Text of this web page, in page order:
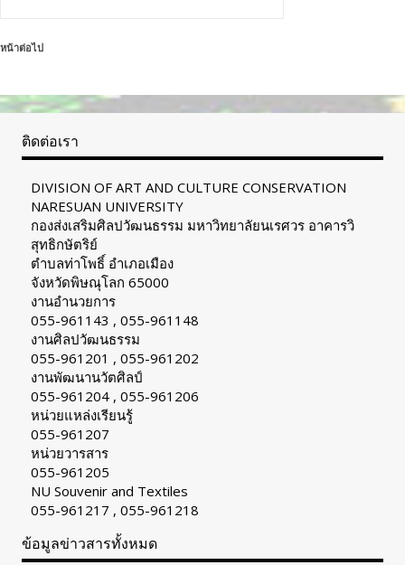
หน้าต่อไป
ติดต่อเรา
DIVISION OF ART AND CULTURE CONSERVATION
NARESUAN UNIVERSITY
กองส่งเสริมศิลปวัฒนธรรม มหาวิทยาลัยนเรศวร อาคารวิ
สุทธิกษัตริย์
ตำบลท่าโพธิ์ อำเภอเมือง
จังหวัดพิษณุโลก 65000
งานอำนวยการ
055-961143 , 055-961148
งานศิลปวัฒนธรรม
055-961201 , 055-961202
งานพัฒนานวัตศิลป์
055-961204 , 055-961206
หน่วยแหล่งเรียนรู้
055-961207
หน่วยวารสาร
055-961205
NU Souvenir and Textiles
055-961217 , 055-961218
ข้อมูลข่าวสารทั้งหมด